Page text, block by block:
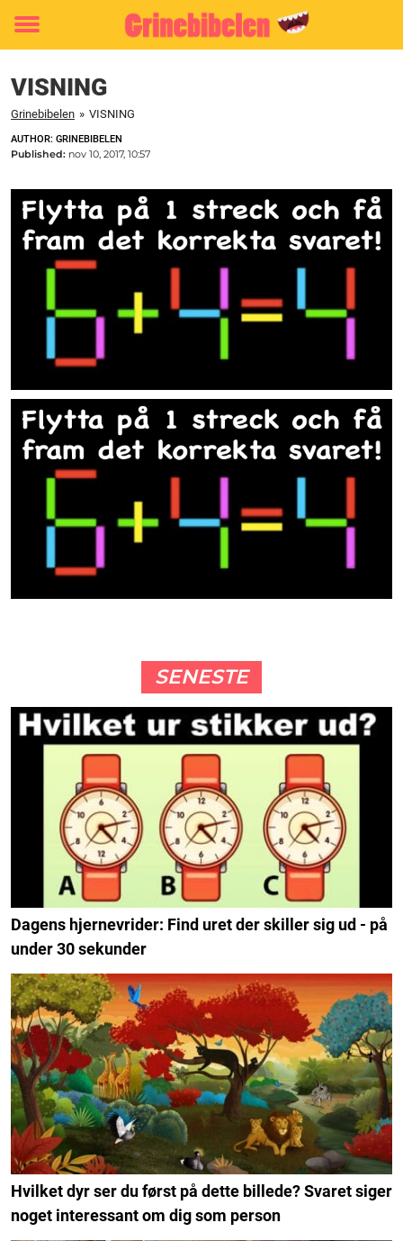
Toggle
VISNING
Grinebibelen » VISNING
AUTHOR: GRINEBIBELEN
Published: nov 10, 2017, 10:57
SENESTE
Dagens hjernevrider: Find uret der skiller sig ud - på
under 30 sekunder
Hvilket dyr ser du først på dette billede? Svaret siger
noget interessant om dig som person